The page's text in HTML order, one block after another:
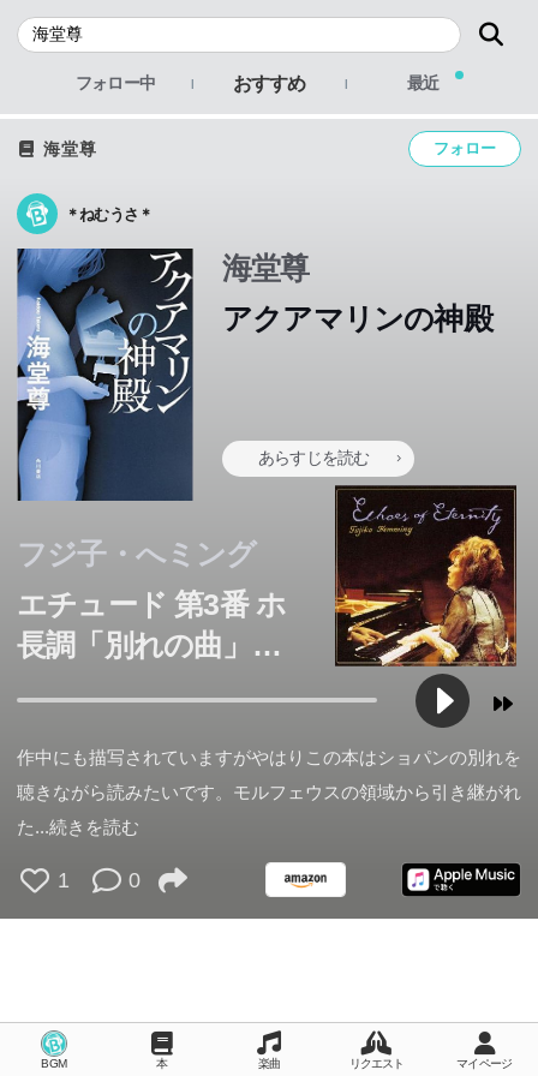
フォロー中 おすすめ 最近
海堂尊 フォロー
＊ねむうさ＊
海堂尊
アクアマリンの神殿
あらすじを読む
「バチスタ」シリーズの“未来”を描く、海堂尊の新境地!
フジ子・へミング
エチュード 第3番 ホ
長調「別れの曲」作
作中にも描写されていますがやはりこの本はショパンの別れを
聴きながら読みたいです。モルフェウスの領域から引き継がれ
た...続きを読む
1 0
BGM 本 楽曲 リクエスト マイページ